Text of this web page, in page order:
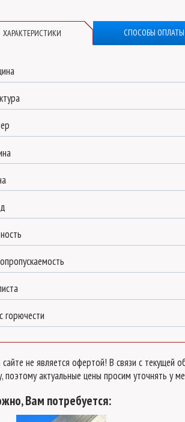
ХАРАКТЕРИСТИКИ СПОСОБЫ ОПЛАТЫ
горючести
не является офертой! В связи с
поэтому актуальные цены просим уточнять у
Вам потребуется:
гранатовый 3 мм
поликарбонат:Borrex
свой номер телефонадля